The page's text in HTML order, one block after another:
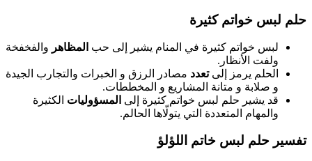
حلم لبس خواتم كثيرة
لبس خواتم كثيرة في المنام يشير إلى حب المظاهر والفخفخة
ولفت الأنظار.
الحلم يرمز إلىتعدد مصادر الرزق و الخبرات والتجارب الجيدة
و صلابة و متانة المشاريع و المخططات.
قد يشير حلم لبس خواتم كثيرة إلى المسؤوليات الكثيرة
والمهام المتعددة التي يتولّاها الحالم.
تفسير حلم لبس خاتم اللؤلؤ